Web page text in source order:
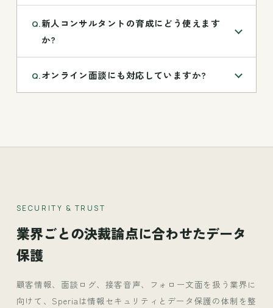
Q.新人コンサルタントの育成にどう使えます
か?
Q.オンライン面談にも対応していますか?
SECURITY & TRUST
業界ごとの決裁論点に合わせたデータ
保護
顧客情報、面談ログ、接客音声、フォロー文面を扱う業界に
向けて、Speriaは情報セキュリティとデータ保護の体制を整